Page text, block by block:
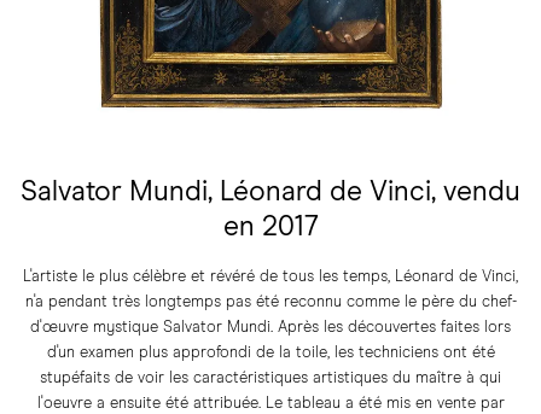
Salvator Mundi, Léonard de Vinci, vendu
en 2017
L'artiste le plus célèbre et révéré de tous les temps, Léonard de Vinci,
n'a pendant très longtemps pas été reconnu comme le père du chef-
d'œuvre mystique Salvator Mundi. Après les découvertes faites lors
d'un examen plus approfondi de la toile, les techniciens ont été
stupéfaits de voir les caractéristiques artistiques du maître à qui
l'oeuvre a ensuite été attribuée. Le tableau a été mis en vente par